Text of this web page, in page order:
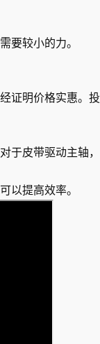
要较小的力。
证明价格实惠。投
于皮带驱动主轴，
以提高效率。